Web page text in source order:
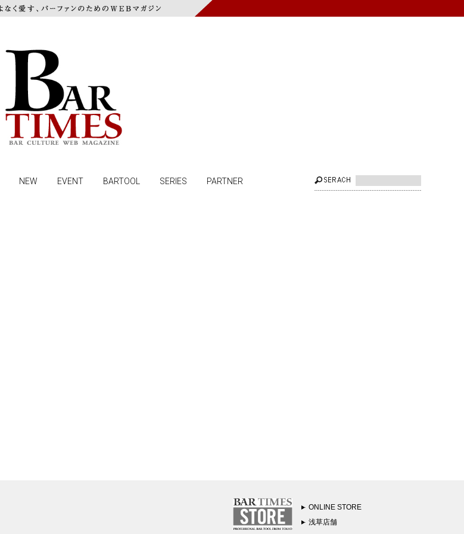
NEW EVENT BARTOOL SERIES PARTNER
ONLINE STORE
浅草店舗